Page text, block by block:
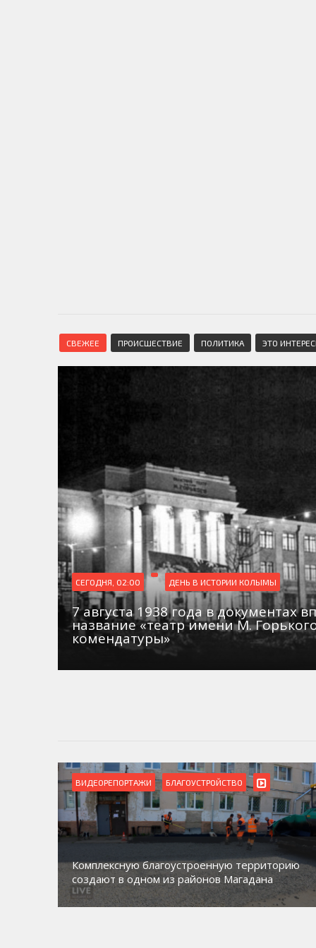
СВЕЖЕЕ ПРОИСШЕСТВИЕ ПОЛИТИКА ЭТО
СЕГОДНЯ, 02:00 ДЕНЬ В ИСТОРИИ КОЛЫМЫ
7 августа 1938 года в документах
название «театр имени М.
комендатуры»
ВИДЕОРЕПОРТАЖИ БЛАГОУСТРОЙСТВО
Комплексную благоустроенную территорию
создают в одном из районов Магадана